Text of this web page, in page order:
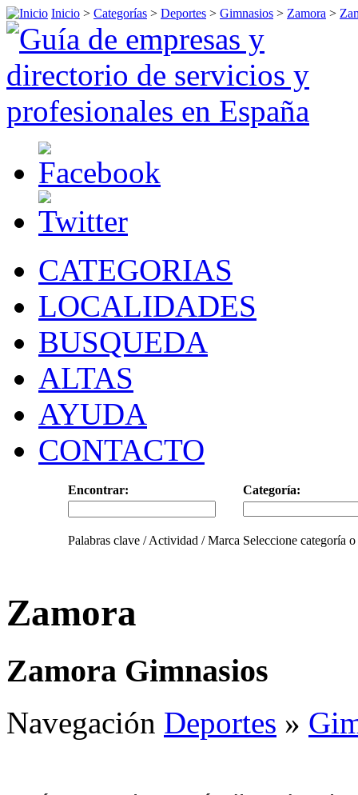
Inicio > Categorías > Deportes > Gimnasios > Zamora >
CATEGORIAS
LOCALIDADES
BUSQUEDA
ALTAS
AYUDA
CONTACTO
Encontrar: Categoría:
Palabras clave / Actividad / Marca Seleccione categoría
Zamora
Zamora Gimnasios
Navegación Deportes »